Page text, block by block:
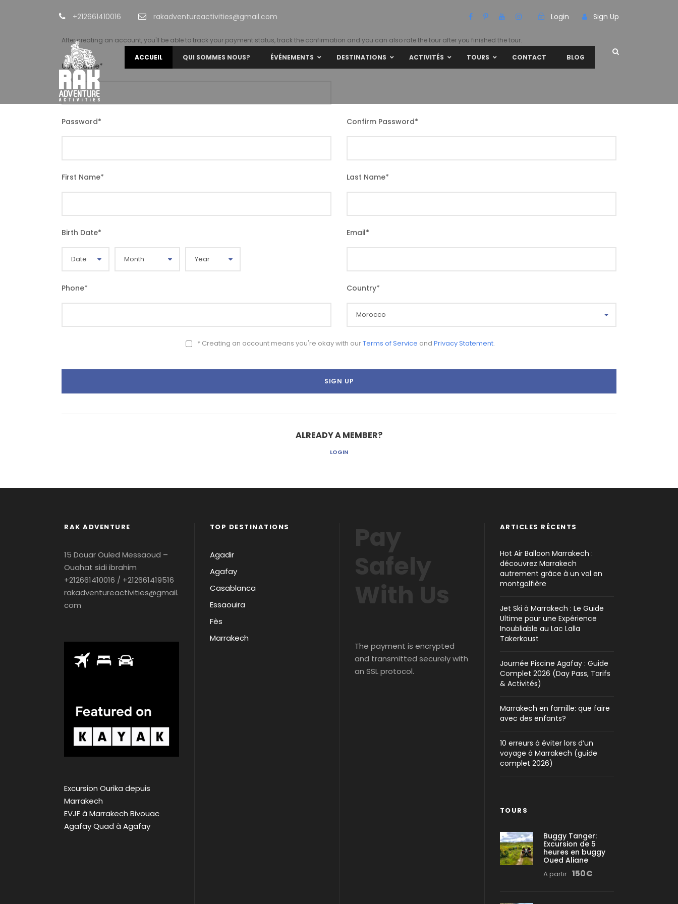
+212661410016 rakadventureactivities@gmail.com Login Sign Up
ACCUEIL QUI SOMMES NOUS? ÉVÉNEMENTS DESTINATIONS ACTIVITÉS TOURS CONTACT BLOG
After creating an account, you'll be able to track your payment status, track the confirmation and you can also rate the tour after you finished the tour.
Username*
Password* Confirm Password*
First Name* Last Name*
Birth Date* Email*
Phone* Country*
* Creating an account means you're okay with ourTerms of Service and Privacy Statement.
ALREADY A MEMBER?
LOGIN
RAK ADVENTURE
15 Douar Ouled Messaoud –
Ouahat sidi ibrahim
+212661410016 / +212661419516
rakadventureactivities@gmail.
com
Excursion Ourika depuis
Marrakech
EVJF à Marrakech Bivouac
AgafayQuad à Agafay
TOP DESTINATIONS
Agadir
Agafay
Casablanca
Essaouira
Fès
Marrakech
Pay
Safely
With Us
The payment is encrypted
and transmitted securely with
an SSL protocol.
ARTICLES RÉCENTS
Hot Air Balloon Marrakech :
découvrez Marrakech
autrement grâce à un vol en
montgolfière
Jet Ski à Marrakech : Le Guide
Ultime pour une Expérience
Inoubliable au Lac Lalla
Takerkoust
Journée Piscine Agafay : Guide
Complet 2026 (Day Pass, Tarifs
& Activités)
Marrakech en famille: que faire
avec des enfants?
10 erreurs à éviter lors d’un
voyage à Marrakech (guide
complet 2026)
TOURS
Buggy Tanger:
Excursion de 5
heures en buggy
Oued Aliane
A partir 150€